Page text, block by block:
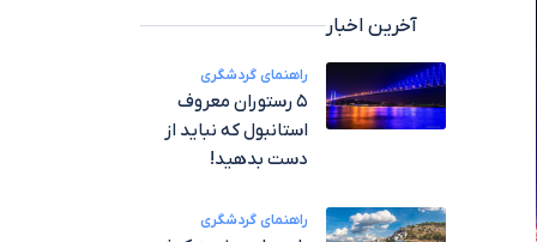
آخرین اخبار
راهنمای گردشگری
۵ رستوران معروف
استانبول که نباید از
دست بدهید!
راهنمای گردشگری